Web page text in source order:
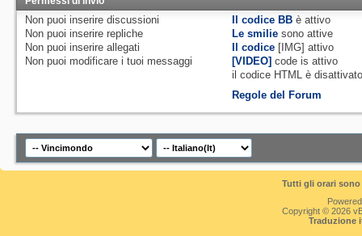
Non puoi inserire discussioni
Non puoi inserire repliche
Non puoi inserire allegati
Non puoi modificare i tuoi messaggi
Il codice BB èattivo
Le smilie sono attive
Il codice [IMG]attivo
[VIDEO] code isattivo
il codice HTML è
Regole del Forum
Tutti gli orari
Copyright © 2026
Traduzione